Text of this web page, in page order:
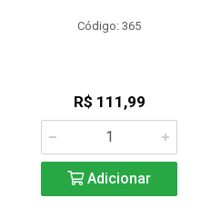
Código: 365
R$ 111,99
Adicionar